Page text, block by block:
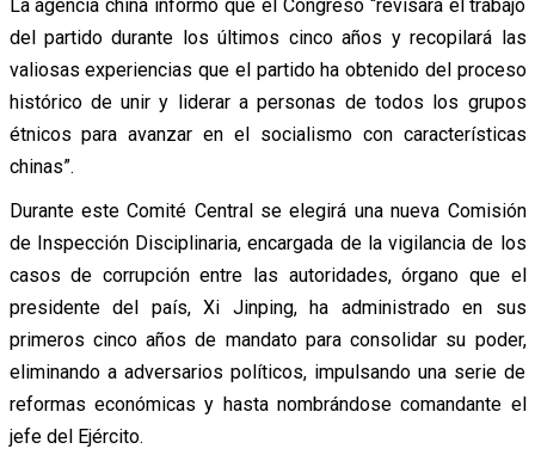
La agencia china informó que el Congreso “revisará el trabajo
del partido durante los últimos cinco años y recopilará las
valiosas experiencias que el partido ha obtenido del proceso
histórico de unir y liderar a personas de todos los grupos
étnicos para avanzar en el socialismo con características
chinas”.
Durante este Comité Central se elegirá una nueva Comisión
de Inspección Disciplinaria, encargada de la vigilancia de los
casos de corrupción entre las autoridades, órgano que el
presidente del país, Xi Jinping, ha administrado en sus
primeros cinco años de mandato para consolidar su poder,
eliminando a adversarios políticos, impulsando una serie de
reformas económicas y hasta nombrándose comandante el
jefe del Ejército.